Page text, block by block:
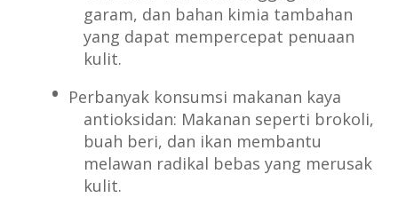
garam, dan bahan kimia tambahan
yang dapat mempercepat penuaan
kulit.
Perbanyak konsumsi makanan kaya
antioksidan: Makanan seperti brokoli,
buah beri, dan ikan membantu
melawan radikal bebas yang merusak
kulit.